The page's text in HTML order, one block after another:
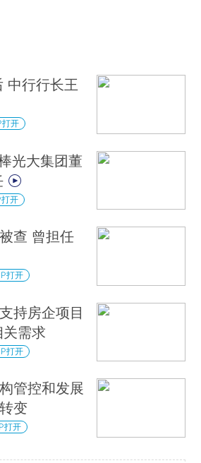
中行行长王
打开
光大集团董
开
查 曾担任
打开
持房企项目
需求
打开
管控和发展
变
打开